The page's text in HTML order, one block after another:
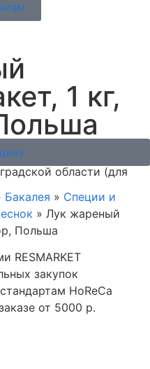
1 кг,
области (для
Бакалея » Специи и
» Лук жареный
Польша
RESMARKET
закупок
HoReCa
от 5000 р.